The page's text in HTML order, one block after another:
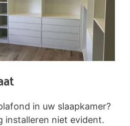
in uw slaapkamer?
installeren niet evident.